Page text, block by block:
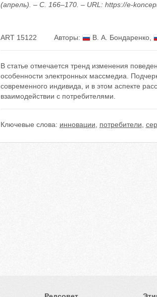
(апрель). – С. 166–170. – URL: https://e-
ART 15122 Авторы: В. А. Бондаренко,
В статье отмечается тренд изменения
особенности электронных массмедиа.
современного индивида, и в этом аспекте
взаимодействии с потребителями.
Ключевые слова: инновации потребители